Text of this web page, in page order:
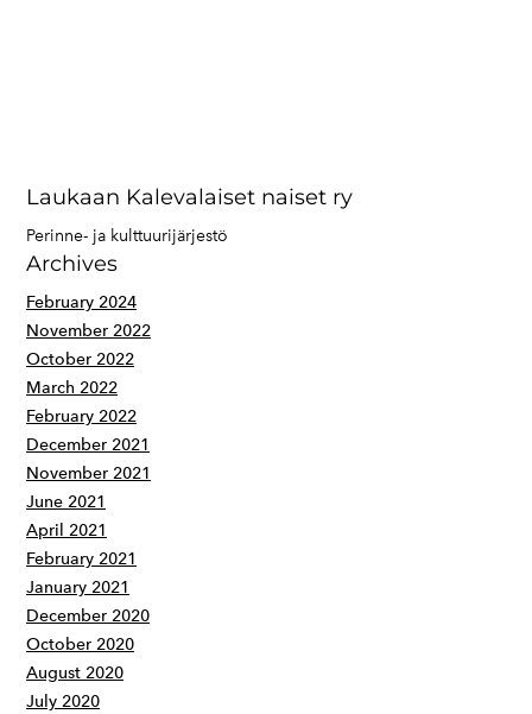
Laukaan Kalevalaiset naiset ry
Perinne- ja kulttuurijärjestö
Archives
February 2024
November 2022
October 2022
March 2022
February 2022
December 2021
November 2021
June 2021
April 2021
February 2021
January 2021
December 2020
October 2020
August 2020
July 2020